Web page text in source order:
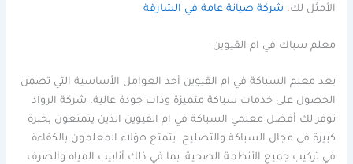
الأمثل لك. شركة صيانة عامة في الشارقة
معلم سباك في ام القيوين
يعد معلم السباكة في ام القيوين أحد العوامل الأساسية التي تضمن
الحصول على خدمات سباكة متميزة وذات جودة عالية. شركة الرواد
توفر لك أفضل معلمي السباكة في ام القيوين الذين يتمتعون بخبرة
كبيرة في مجال السباكة والتصليح. يتمتع هؤلاء المعلمون بالكفاءة
في تركيب جميع الأنظمة الصحية، بما في ذلك أنابيب المياه والصرف